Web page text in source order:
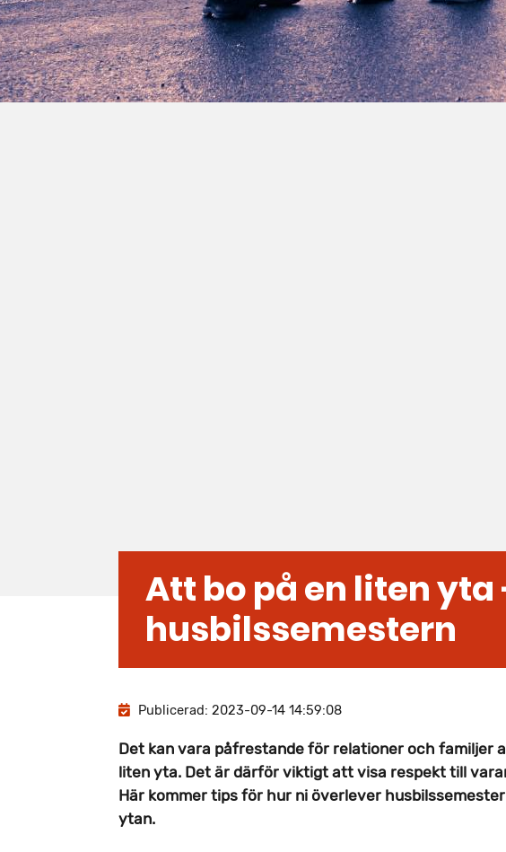
Att bo på en liten
husbilssemestern
Publicerad: 2023-09-14 14:59:08
Det kan vara påfrestande för relationer och familjer
liten yta. Det är därför viktigt att visa respekt till
Här kommer tips för hur ni överlever
ytan.